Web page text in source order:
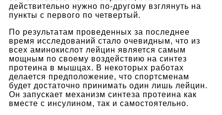
действительно нужно по-другому взглянуть на
пункты с первого по четвертый.
По результатам проведенных за последнее
время исследований стало очевидным, что из
всех аминокислот лейцин является самым
мощным по своему воздействию на синтез
протеина в мышцах. В некоторых работах
делается предположение, что спортсменам
будет достаточно принимать один лишь лейцин.
Он запускает механизм синтеза протеина как
вместе с инсулином, так и самостоятельно.